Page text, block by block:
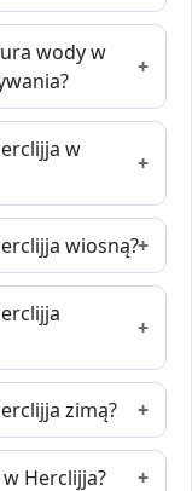
wody w
w
wiosną?
zimą?
Herclijja?